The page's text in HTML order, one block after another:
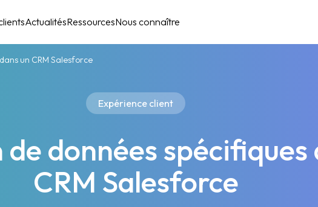
ActualitésRessourcesNous connaître
un CRM Salesforce
Expérience client
données spécifiques
CRM Salesforce